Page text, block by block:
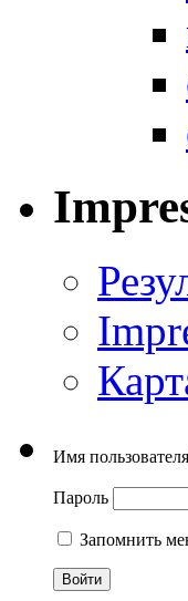
Имя пользователя
Пароль
Запомнить